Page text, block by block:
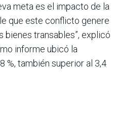
meta es el impacto de la
que este conflicto genere
bienes transa­bles”, explicó
informe ubicó la
%, también superior al 3,4